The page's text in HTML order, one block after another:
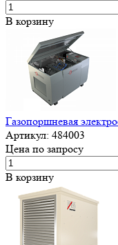
В корзину
Газопоршневая
Артикул: 484003
Цена по запросу
В корзину